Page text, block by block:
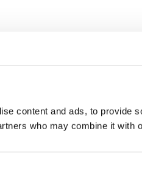
content and ads, to provide
who may combine it with